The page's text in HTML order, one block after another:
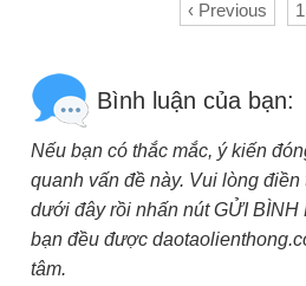
‹ Previous 1
Bình luận của bạn:
Nếu bạn có thắc mắc, ý kiến
quanh vấn đề này. Vui lòng điền
dưới đây rồi nhấn nút GỬI BÌNH
bạn đều được
tâm.